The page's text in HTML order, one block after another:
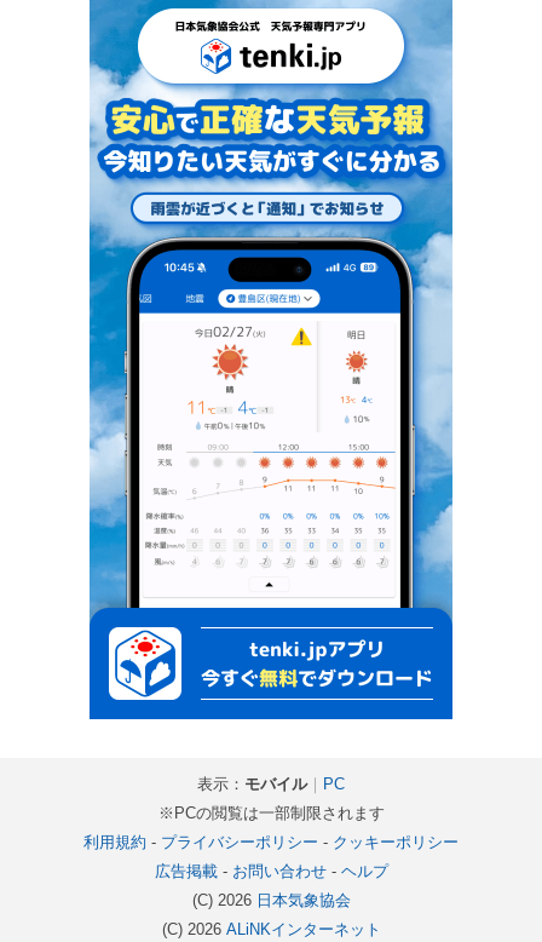
表示： モバイル｜
PC
※PCの閲覧は一部制限されます
利用規約 - プライバシーポリシー - クッキーポリシー
広告掲載- お問い合わせ- ヘルプ
(C) 2026 日本気象協会
(C) 2026 ALiNKインターネット